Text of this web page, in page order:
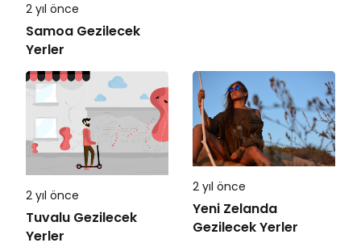
2 yıl önce
Samoa Gezilecek
Yerler
2 yıl önce
Tuvalu Gezilecek
Yerler
2 yıl önce
Yeni Zelanda
Gezilecek Yerler